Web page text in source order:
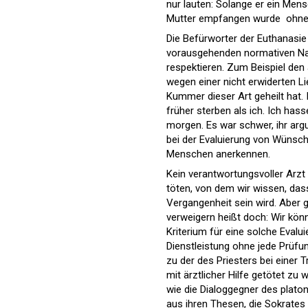
nur lauten: Solange er ein
Mutter empfangen wurde 
Die Befürworter der
vorausgehenden normativen
respektieren. Zum Beispiel
wegen einer nicht erwiderten
Kummer dieser Art geheilt hat.
früher sterben als ich. Ich
morgen. Es war schwer, ihr
bei der Evaluierung von
Menschen anerkennen.
Kein verantwortungsvoller
töten, von dem wir wissen,
Vergangenheit sein wird. Aber
verweigern heißt doch: Wir
Kriterium für eine solche
Dienstleistung ohne jede
zu der des Priesters bei einer
mit ärztlicher Hilfe getötet zu
wie die Dialoggegner des
aus ihren Thesen, die